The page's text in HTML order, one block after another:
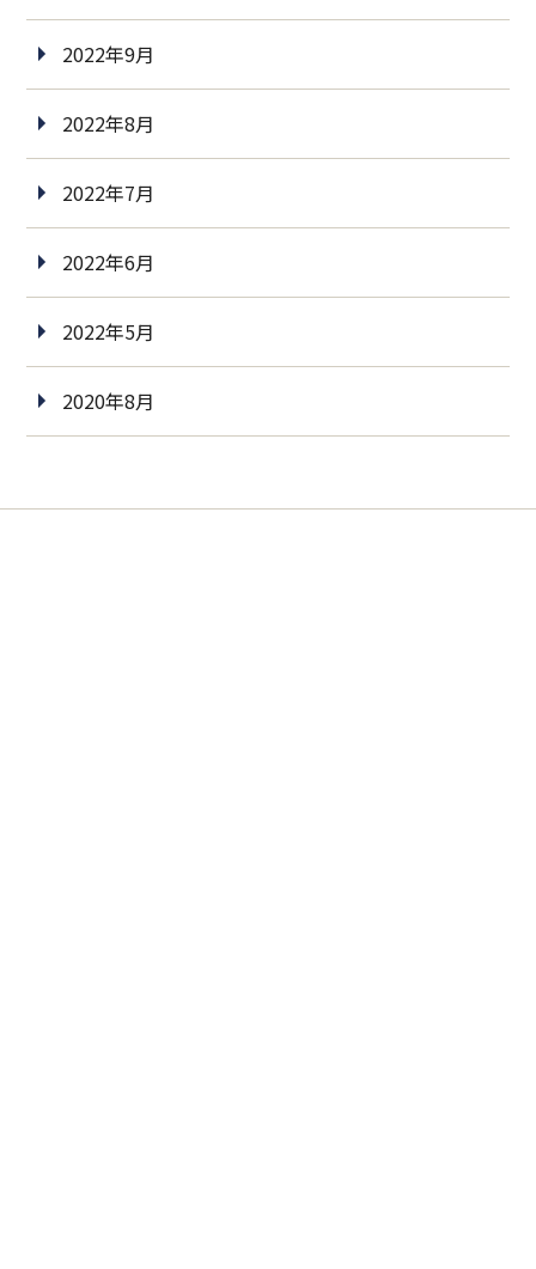
2022年9月
2022年8月
2022年7月
2022年6月
2022年5月
2020年8月